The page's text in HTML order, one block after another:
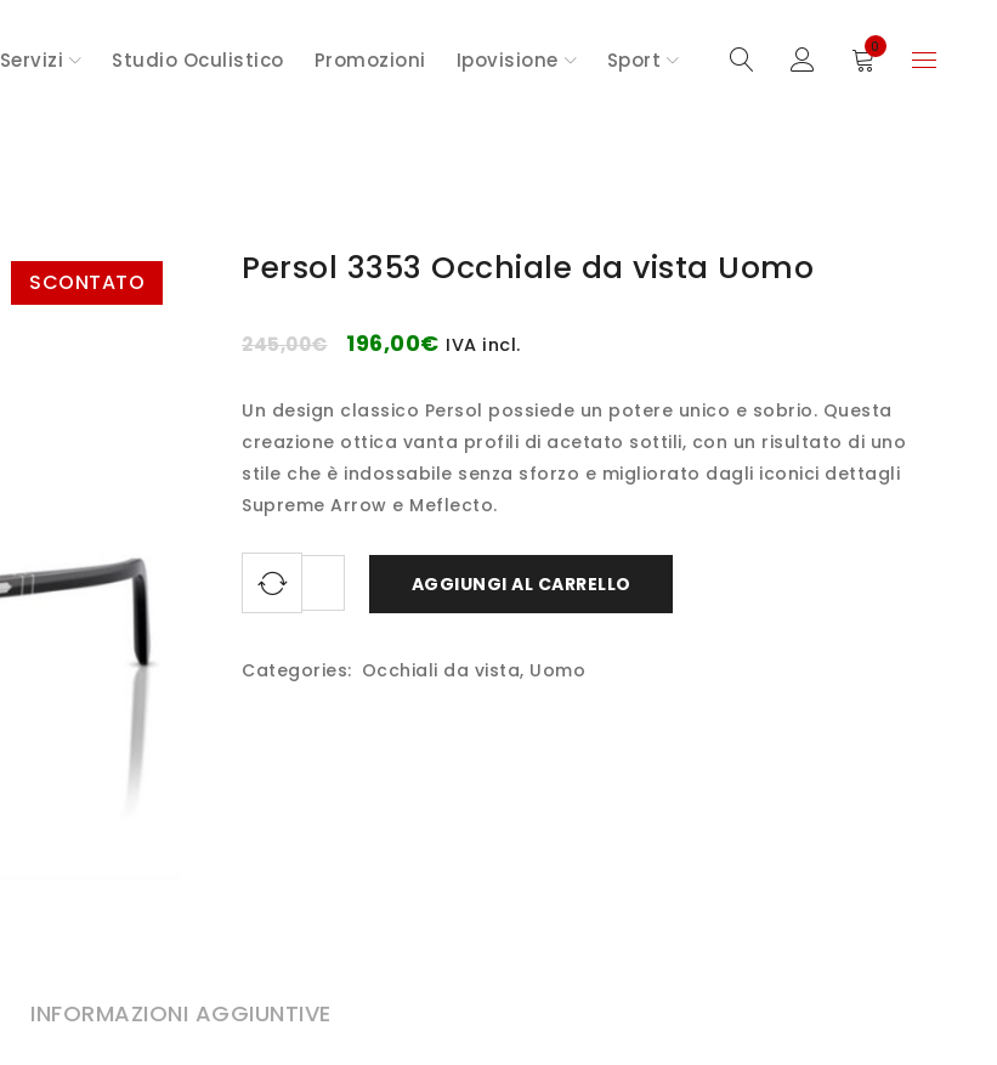
Servizi Studio Oculistico Promozioni Ipovisione Sport
0
SCONTATO Persol 3353 Occhiale da vista Uomo
245,00€ 196,00€ IVA incl.
Un design classico Persol possiede un potere unico e sobrio. Questa
creazione ottica vanta profili di acetato sottili, con un risultato di uno
stile che è indossabile senza sforzo e migliorato dagli iconici dettagli
Supreme Arrow e Meflecto.
AGGIUNGI AL CARRELLO
Categories: Occhiali da vista, Uomo
INFORMAZIONI AGGIUNTIVE